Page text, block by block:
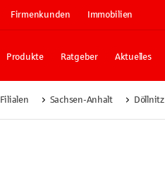
Firmenkunden Immobilien
Produkte Ratgeber Aktuelles
Filialen Sachsen-Anhalt Döllnitz